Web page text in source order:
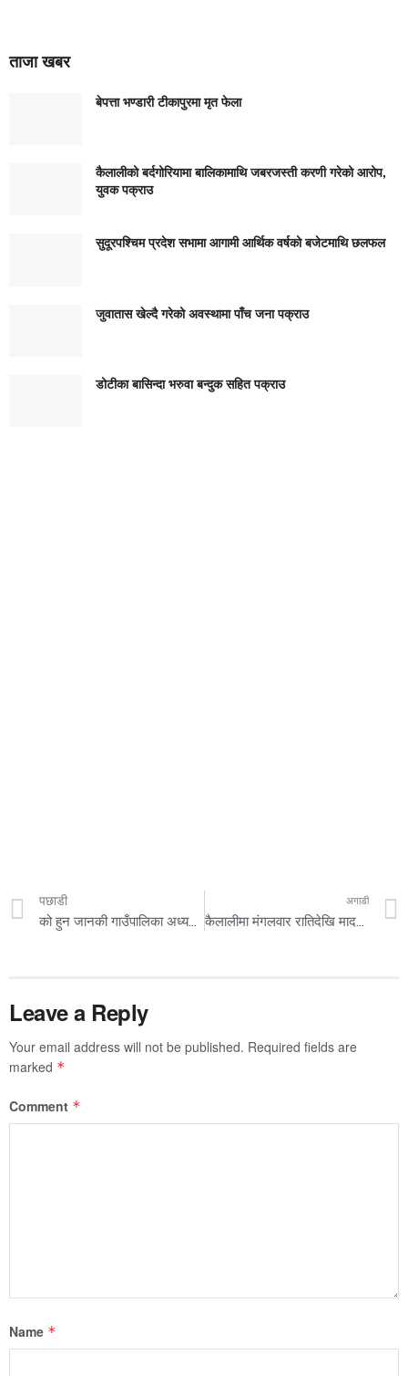
ताजा खबर
बेपत्ता भण्डारी टीकापुरमा मृत फेला
कैलालीको बर्दगोरियामा बालिकामाथि जबरजस्ती करणी गरेको आरोप,
युवक पक्राउ
सुदूरपश्चिम प्रदेश सभामा आगामी आर्थिक वर्षको बजेटमाथि छलफल
जुवातास खेल्दै गरेको अवस्थामा पाँच जना पक्राउ
डोटीका बासिन्दा भरुवा बन्दुक सहित पक्राउ
पछाडी
को हुन जानकी गाउँपालिका अध्यक्ष पदका उम्मेदवार चौधरी
अगाडी
कैलालीमा मंगलवार रातिदेखि मादक पदार्थको सेवन तथा बिक्री वितरण गर्न नपाइने
Leave a Reply
Your email address will not be published. Required fields are
marked *
Comment *
Name *